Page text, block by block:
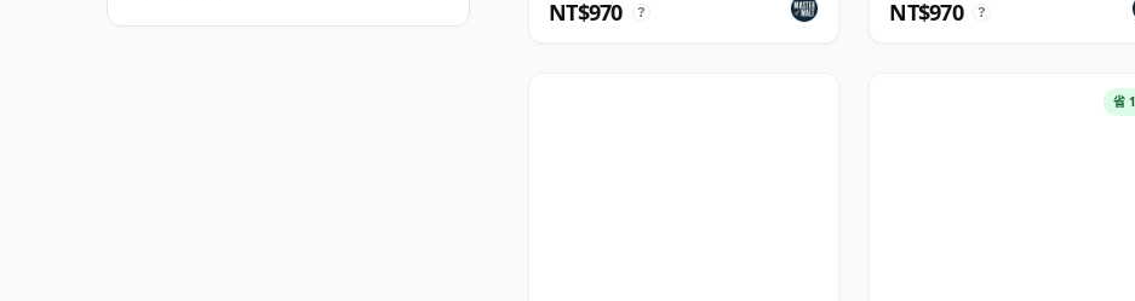
NT$970 ? NT$970 ?
省